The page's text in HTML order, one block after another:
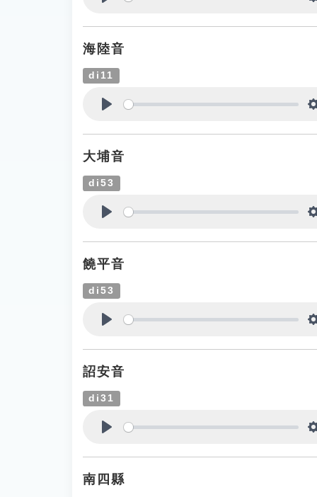
海陸音
di11
大埔音
di53
饒平音
di53
詔安音
di31
南四縣